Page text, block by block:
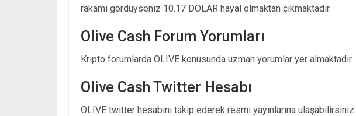
rakamı gördüyseniz 10.17 DOLAR hayal olmaktan çıkmaktadır.
Olive Cash Forum Yorumları
Kripto forumlarda OLIVE konusunda uzman yorumlar yer almaktadır.
Olive Cash Twitter Hesabı
OLIVE twitter hesabını takip ederek resmi yayınlarına ulaşabilirsiniz.